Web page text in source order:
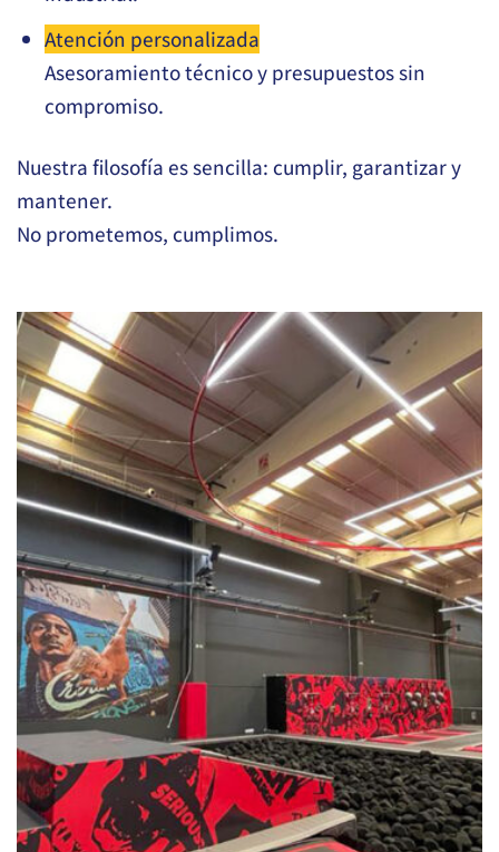
Atención personalizada
Asesoramiento técnico y presupuestos sin
compromiso.
Nuestra filosofía es sencilla: cumplir, garantizar y
mantener.
No prometemos, cumplimos.